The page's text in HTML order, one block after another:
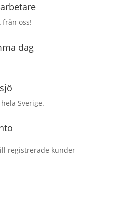
från oss!
dag
Sverige.
registrerade kunder